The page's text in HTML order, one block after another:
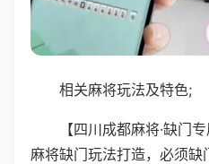
相关麻将玩法及特色;
【四川成都麻将·缺门
麻将缺门玩法打造，必须